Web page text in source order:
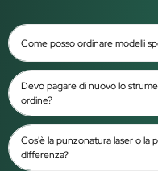
Come posso ordinare modelli
Devo pagare di nuovo lo
ordine?
Cos'è la punzonatura laser o la
differenza?